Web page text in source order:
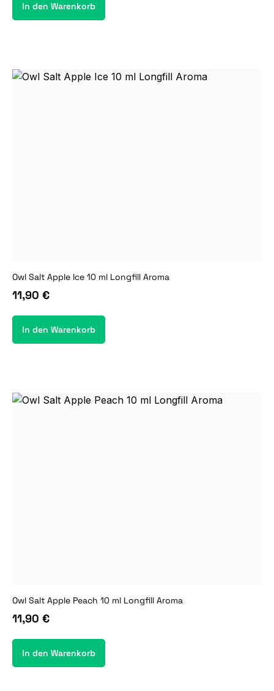
In den Warenkorb
Owl Salt Apple Ice 10 ml Longfill Aroma
11,90 €
In den Warenkorb
Owl Salt Apple Peach 10 ml Longfill Aroma
11,90 €
In den Warenkorb